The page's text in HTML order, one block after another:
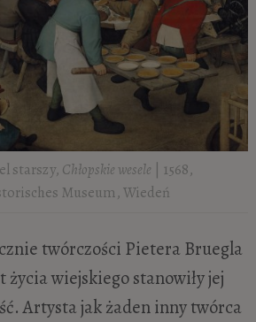
starszy, Chłopskie wesele | 1568,
Museum, Wiedeń
twórczości Pietera Bruegla
wiejskiego stanowiły jej
Artysta jak żaden inny twórca